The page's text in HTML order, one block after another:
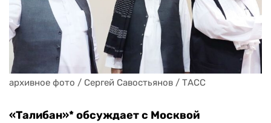
архивное фото / Сергей Савостьянов / ТАСС
«Талибан»* обсуждает с Москвой